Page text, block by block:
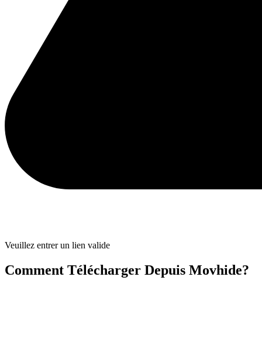
Veuillez entrer un lien valide
Comment Télécharger Depuis Movhide?